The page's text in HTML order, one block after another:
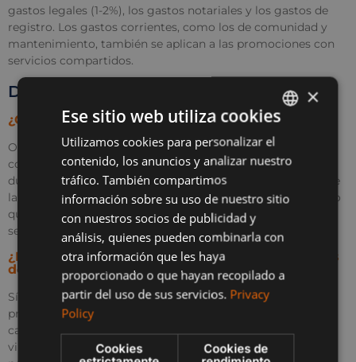
gastos legales (1-2%), los gastos notariales y los gastos de
registro. Los gastos corrientes, como los de comunidad y
mantenimiento, también se aplican a las promociones con
servicios compartidos.
Durante el proceso de compra
¿Qué ocurre si se retrasa la construcción?
OneEden garantiza la transparencia de los plazos de
construcción y mantiene informados a los compradores
durante todo el proceso. Todos los pagos realizados durante
la construcción están protegidos por garantías bancarias, lo
que garantiza la seguridad financiera en el raro caso de que
se produzcan retrasos.
¿Puedo visitar una urbanización terminada antes
de decidirme?
Sí, OneEden anima a los posibles compradores a visitar los
proyectos terminados para experimentar la calidad y las
características de primera mano. También hay visitas
virtuales disponibles para quienes no puedan visitarlas en
ENGLISH
SPANISH
FRENCH
×
Ese sitio web utiliza cookies
Utilizamos cookies para personalizar el
contenido, los anuncios y analizar nuestro
tráfico. También compartimos
información sobre su uso de nuestro sitio
con nuestros socios de publicidad y
análisis, quienes pueden combinarla con
otra información que les haya
proporcionado o que hayan recopilado a
partir del uso de sus servicios. Privacy
Policy
Cookies
Cookies de